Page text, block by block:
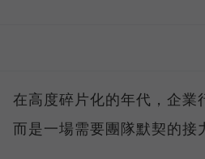
在高度碎片化的年代，企業
而是一場需要團隊默契的接